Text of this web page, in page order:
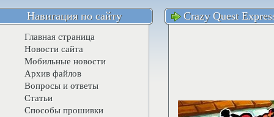
Crazy Quest
Навигация по сайту
Главная страница
Новости сайта
Мобильные новости
Архив файлов
Вопросы и ответы
Статьи
Способы прошивки